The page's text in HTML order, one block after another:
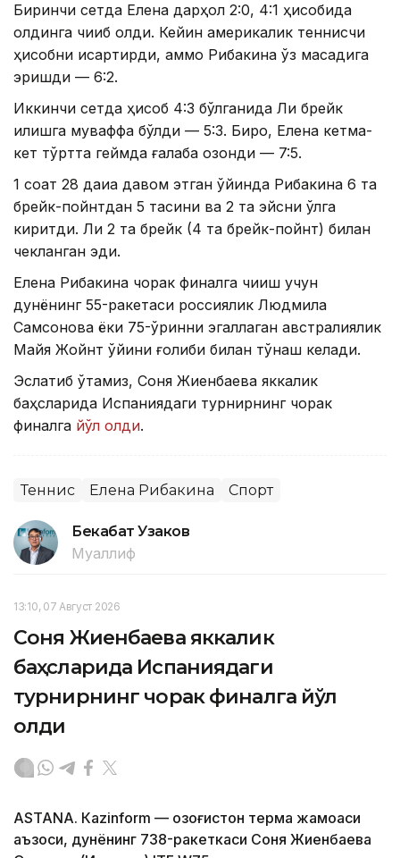
Биринчи сетда Елена дарҳол 2:0, 4:1 ҳисобида
олдинга чиқиб олди. Кейин америкалик теннисчи
ҳисобни қисқартирди, аммо Рибакина ўз мақсадига
эришди — 6:2.
Иккинчи сетда ҳисоб 4:3 бўлганида Ли брейк
қилишга муваффақ бўлди — 5:3. Бироқ, Елена кетма-
кет тўртта геймда ғалаба қозонди — 7:5.
1 соат 28 дақиқа давом этган ўйинда Рибакина 6 та
брейк-пойнтдан 5 тасини ва 2 та эйсни қўлга
киритди. Ли 2 та брейк (4 та брейк-пойнт) билан
чекланган эди.
Елена Рибакина чорак финалга чиқиш учун
дунёнинг 55-ракетаси россиялик Людмила
Самсонова ёки 75-ўринни эгаллаган австралиялик
Майя Жойнт ўйини ғолиби билан тўқнаш келади.
Эслатиб ўтамиз, Соня Жиенбаева яккалик
баҳсларида Испаниядаги турнирнинг чорак
финалга йўл олди.
Теннис Елена Рибакина Спорт
Бекабат Узаков
Муаллиф
13:10, 07 Август 2026
Соня Жиенбаева яккалик
баҳсларида Испаниядаги
турнирнинг чорак финалга йўл
олди
ASTANА. Кazinform — Қозоғистон терма жамоаси
аъзоси, дунёнинг 738-ракеткаси Соня Жиенбаева